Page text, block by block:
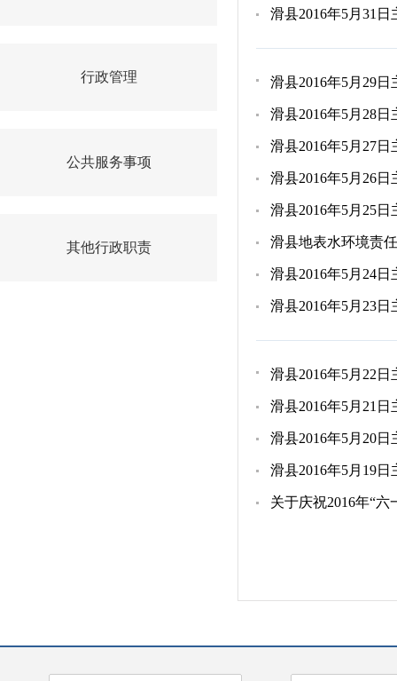
行政管理
公共服务事项
其他行政职责
滑县2016年5月31
滑县2016年5月29
滑县2016年5月28
滑县2016年5月27
滑县2016年5月26
滑县2016年5月25
滑县地表水环境责
滑县2016年5月24
滑县2016年5月23
滑县2016年5月22
滑县2016年5月21
滑县2016年5月20
滑县2016年5月19
关于庆祝2016年“